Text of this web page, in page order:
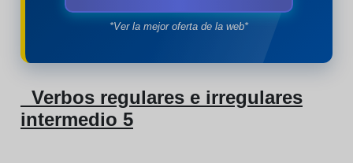
*Ver la mejor oferta de la web*
Verbos regulares e irregulares
intermedio 5